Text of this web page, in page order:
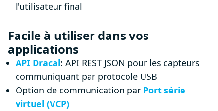
l'utilisateur final
Facile à utiliser dans vos
applications
API Dracal: API REST JSON pour les capteurs
communiquant par protocole USB
Option de communication par Port série
virtuel (VCP)